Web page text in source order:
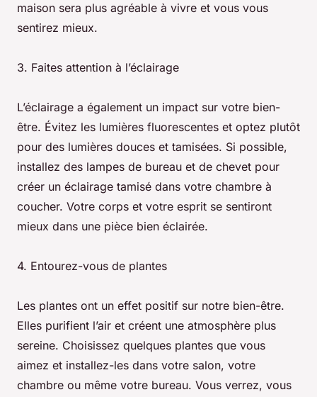
maison sera plus agréable à vivre et vous vous
sentirez mieux.
3. Faites attention à l’éclairage
L’éclairage a également un impact sur votre bien-
être. Évitez les lumières fluorescentes et optez plutôt
pour des lumières douces et tamisées. Si possible,
installez des lampes de bureau et de chevet pour
créer un éclairage tamisé dans votre chambre à
coucher. Votre corps et votre esprit se sentiront
mieux dans une pièce bien éclairée.
4. Entourez-vous de plantes
Les plantes ont un effet positif sur notre bien-être.
Elles purifient l’air et créent une atmosphère plus
sereine. Choisissez quelques plantes que vous
aimez et installez-les dans votre salon, votre
chambre ou même votre bureau. Vous verrez, vous